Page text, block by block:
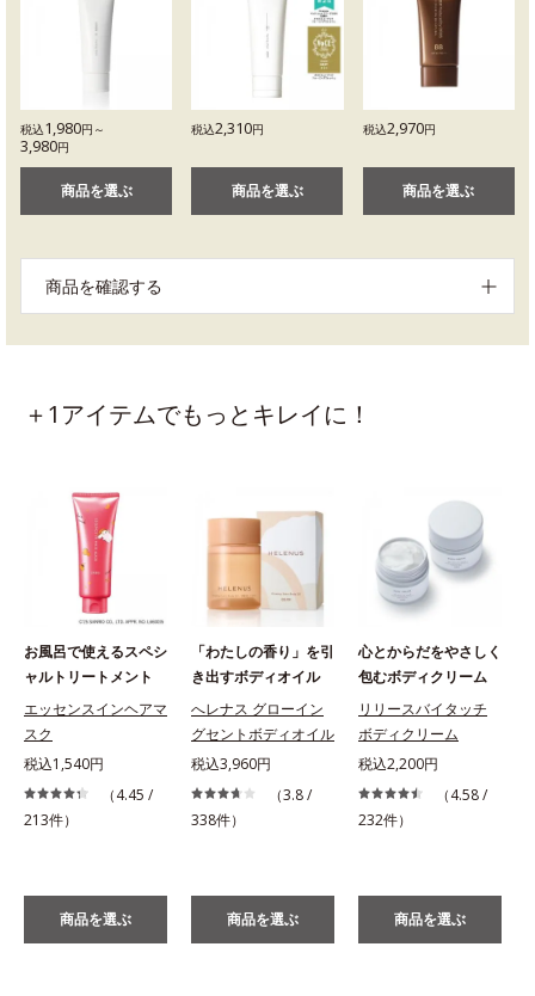
税込1,980円～
3,980円
商品を選ぶ
税込2,310円
商品を選ぶ
税込2,970円
商品を選ぶ
商品を確認する
＋1アイテムでもっとキレイに！
お風呂で使えるスペシ
ャルトリートメント
エッセンスインヘアマ
スク
税込1,540円
（4.45 /
213件）
商品を選ぶ
「わたしの香り」を引
き出すボディオイル
へレナス グローイン
グセントボディオイル
税込3,960円
（3.8 /
338件）
商品を選ぶ
心とからだをやさしく
包むボディクリーム
リリースバイタッチ
ボディクリーム
税込2,200円
（4.58 /
232件）
商品を選ぶ